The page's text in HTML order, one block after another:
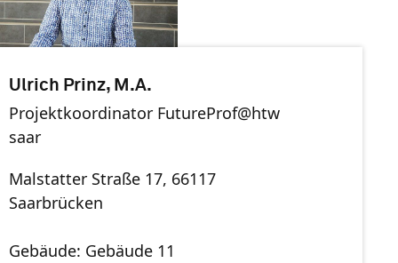
Ulrich Prinz, M.A.
Projektkoordinator FutureProf@htw
saar
Malstatter Straße 17, 66117
Saarbrücken
Gebäude: Gebäude 11